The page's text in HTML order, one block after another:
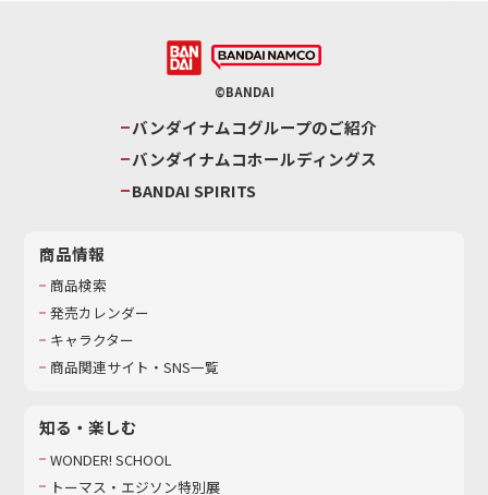
©BANDAI
バンダイナムコグループのご紹介
バンダイナムコホールディングス
BANDAI SPIRITS
商品情報
商品検索
発売カレンダー
キャラクター
商品関連サイト・SNS一覧
知る・楽しむ
WONDER! SCHOOL
トーマス・エジソン特別展